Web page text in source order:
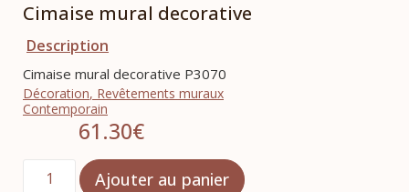
Cimaise mural decorative
Description
Cimaise mural decorative P3070
Décoration, Revêtements muraux
Contemporain
61.30€
Ajouter au panier